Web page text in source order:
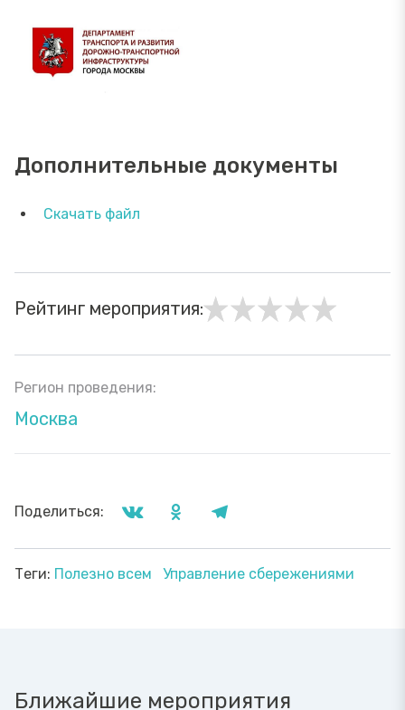
Дополнительные документы
Скачать файл
Рейтинг мероприятия:
Регион проведения:
Москва
Поделиться:
Теги: Полезно всем Управление сбережениями
Ближайшие мероприятия